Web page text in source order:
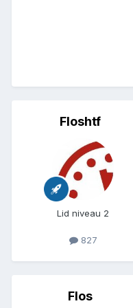
Floshtf
Lid niveau 2
827
Flos